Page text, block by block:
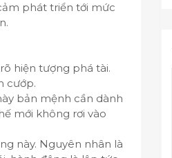
phát triển tới mức
hiện tượng phá tài.
cướp.
bản mệnh cần dành
mới không rơi vào
này. Nguyên nhân là